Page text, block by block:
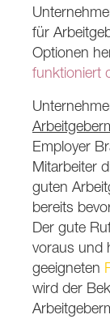
für
Optionen
funktioniert
Employer
Mitarbeiter
guten
bereits
Der gute
voraus und
geeigneten
wird der